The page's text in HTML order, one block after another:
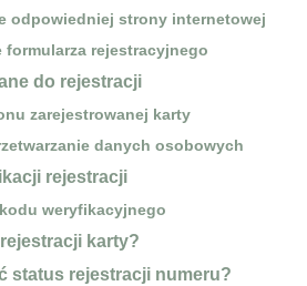
odpowiedniej strony internetowej
formularza rejestracyjnego
do rejestracji
zarejestrowanej karty
danych osobowych
rejestracji
weryfikacyjnego
karty?
status rejestracji numeru?